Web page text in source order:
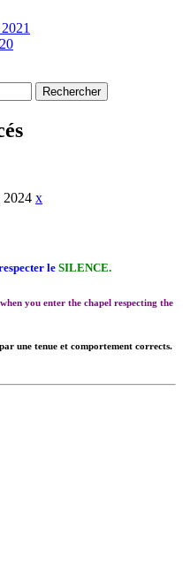
x
le SILENCE.
you enter the chapel respecting the
une tenue et comportement corrects.